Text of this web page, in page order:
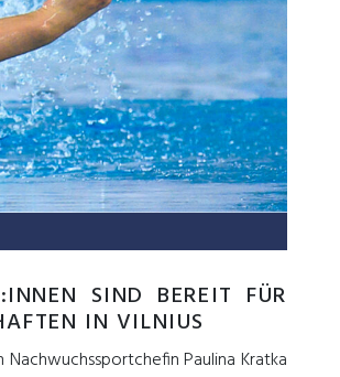
SIND BEREIT FÜR
IN VILNIUS
Paulina Kratka